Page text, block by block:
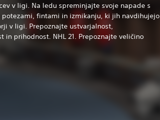
v ligi. Na ledu spreminjajte svoje napade s
potezami, fintami in izmikanju, ki jih navdihujejo
v ligi. Prepoznajte ustvarjalnost,
in prihodnost. NHL 21. Prepoznajte veličino